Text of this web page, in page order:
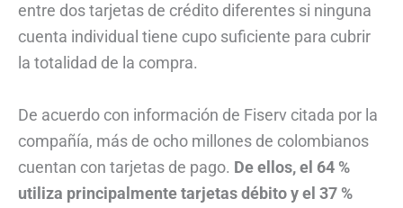
entre dos tarjetas de crédito diferentes si ninguna
cuenta individual tiene cupo suficiente para cubrir
la totalidad de la compra.
De acuerdo con información de Fiserv citada por la
compañía, más de ocho millones de colombianos
cuentan con tarjetas de pago. De ellos, el 64 %
utiliza principalmente tarjetas débito y el 37 %